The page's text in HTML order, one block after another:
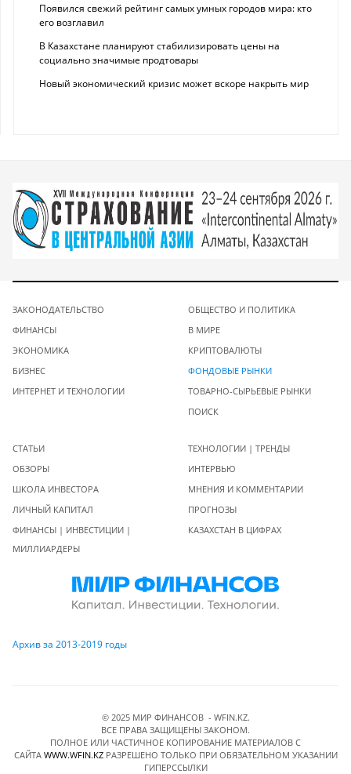
Появился свежий рейтинг самых умных городов мира: кто
его возглавил
В Казахстане планируют стабилизировать цены на
социально значимые продтовары
Новый экономический кризис может вскоре накрыть мир
ЗАКОНОДАТЕЛЬСТВО
ФИНАНСЫ
ЭКОНОМИКА
БИЗНЕС
ИНТЕРНЕТ И ТЕХНОЛОГИИ
ОБЩЕСТВО И ПОЛИТИКА
В МИРЕ
КРИПТОВАЛЮТЫ
ФОНДОВЫЕ РЫНКИ
ТОВАРНО-СЫРЬЕВЫЕ РЫНКИ
ПОИСК
СТАТЬИ
ОБЗОРЫ
ШКОЛА ИНВЕСТОРА
ЛИЧНЫЙ КАПИТАЛ
ФИНАНСЫ | ИНВЕСТИЦИИ |
МИЛЛИАРДЕРЫ
ТЕХНОЛОГИИ | ТРЕНДЫ
ИНТЕРВЬЮ
МНЕНИЯ И КОММЕНТАРИИ
ПРОГНОЗЫ
КАЗАХСТАН В ЦИФРАХ
Архив за 2013-2019 годы
© 2025 МИР ФИНАНСОВ - WFIN.KZ.
ВСЕ ПРАВА ЗАЩИЩЕНЫ ЗАКОНОМ.
ПОЛНОЕ ИЛИ ЧАСТИЧНОЕ КОПИРОВАНИЕ МАТЕРИАЛОВ C
САЙТА WWW.WFIN.KZРАЗРЕШЕНО ТОЛЬКО ПРИ ОБЯЗАТЕЛЬНОМ УКАЗАНИИ
ГИПЕРССЫЛКИ